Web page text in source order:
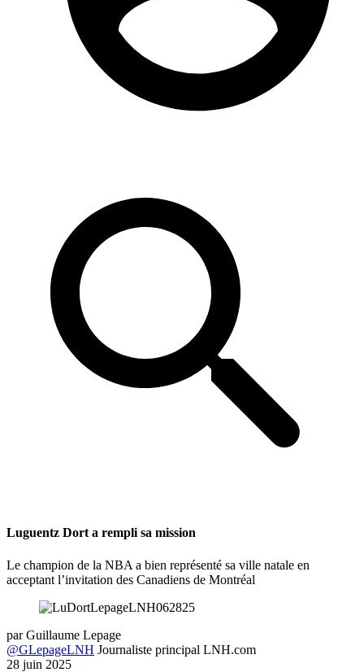
Luguentz Dort a rempli sa mission
Le champion de la NBA a bien représenté sa ville natale en
acceptant l’invitation des Canadiens de Montréal
par Guillaume Lepage
@GLepageLNH Journaliste principal LNH.com
28 juin 2025